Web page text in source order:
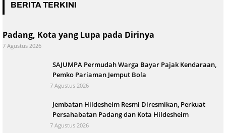
BERITA TERKINI
Padang, Kota yang Lupa pada Dirinya
7 Agustus 2026
SAJUMPA Permudah Warga Bayar Pajak Kendaraan,
Pemko Pariaman Jemput Bola
7 Agustus 2026
Jembatan Hildesheim Resmi Diresmikan, Perkuat
Persahabatan Padang dan Kota Hildesheim
7 Agustus 2026